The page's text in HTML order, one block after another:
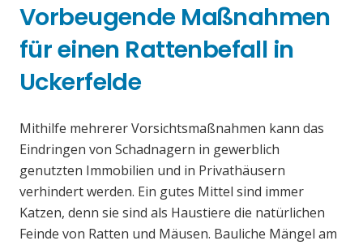
Vorbeugende Maßnahmen
für einen Rattenbefall in
Uckerfelde
Mithilfe mehrerer Vorsichtsmaßnahmen kann das
Eindringen von Schadnagern in gewerblich
genutzten Immobilien und in Privathäusern
verhindert werden. Ein gutes Mittel sind immer
Katzen, denn sie sind als Haustiere die natürlichen
Feinde von Ratten und Mäusen. Bauliche Mängel am